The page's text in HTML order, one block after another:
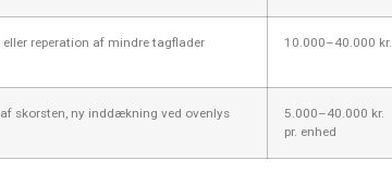
reperation af mindre tagflader 10.000–40.000 kr.
skorsten, ny inddækning ved ovenlys
5.000–40.000 kr.
pr. enhed